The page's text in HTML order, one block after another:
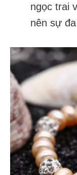
ngọc trai
nên sự